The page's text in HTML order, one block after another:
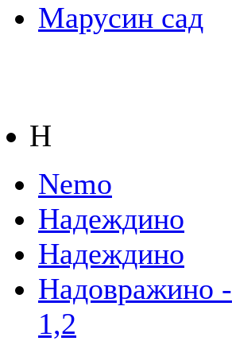
Марусин сад
Н
Nemo
Надеждино
Надеждино
Надовражино -
1,2